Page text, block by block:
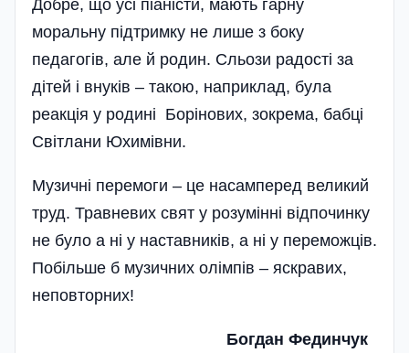
Добре, що усі піаністи, мають гарну
моральну підтримку не лише з боку
педагогів, але й родин. Сльози радості за
дітей і внуків – такою, наприклад, була
реакція у родині Борінових, зокрема, бабці
Світлани Юхимівни.
Музичні перемоги – це насамперед великий
труд. Травневих свят у розумінні відпочинку
не було а ні у наставників, а ні у переможців.
Побільше б музичних олімпів – яскравих,
неповторних!
Богдан Фединчук